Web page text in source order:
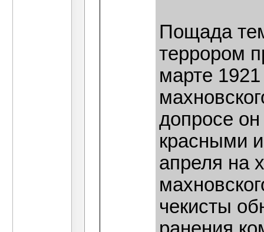
Пощада
террором
марте
допросе он
красными
апреля на
чекисты